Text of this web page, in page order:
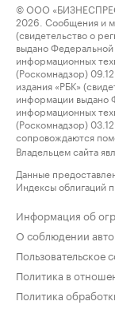
© ООО
2026. Сообщения и
(свидетельство о
выдано
информационных
(Роскомнадзор)
издания «РБК»
информации выдано
информационных
(Роскомнадзор)
сопровождаются
Владельцем сайта
Данные
Индексы облигаций
Информация об
О соблюдении
Пользовательское
Политика в
Политика